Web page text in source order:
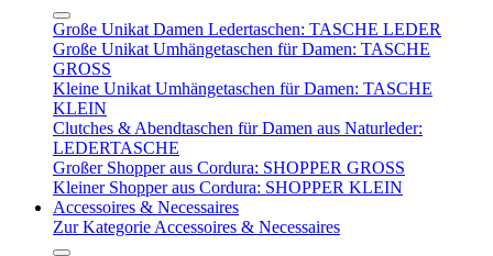
Große Unikat Damen Ledertaschen: TASCHE LEDER
Große Unikat Umhängetaschen für Damen: TASCHE
GROSS
Kleine Unikat Umhängetaschen für Damen: TASCHE
KLEIN
Clutches & Abendtaschen für Damen aus Naturleder:
LEDERTASCHE
Großer Shopper aus Cordura: SHOPPER GROSS
Kleiner Shopper aus Cordura: SHOPPER KLEIN
Accessoires & Necessaires
Zur Kategorie Accessoires & Necessaires